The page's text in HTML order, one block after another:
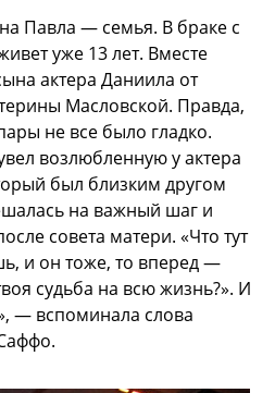
Павла — семья. В браке с
уже 13 лет. Вместе
актера Даниила от
Масловской. Правда,
не все было гладко.
возлюбленную у актера
был близким другом
на важный шаг и
совета матери. «Что тут
и он тоже, то вперед —
судьба на всю жизнь?». И
— вспоминала слова